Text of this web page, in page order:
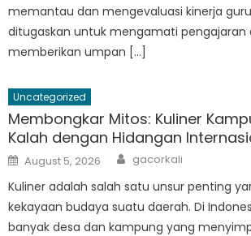
memantau dan mengevaluasi kinerja
ditugaskan untuk mengamati pengajaran
memberikan umpan […]
Uncategorized
Membongkar Mitos: Kuliner
Kalah dengan Hidangan
Posted
on
August 5, 2026 Author
gacorkali
Kuliner adalah salah satu unsur penting
kekayaan budaya suatu daerah. Di
banyak desa dan kampung yang